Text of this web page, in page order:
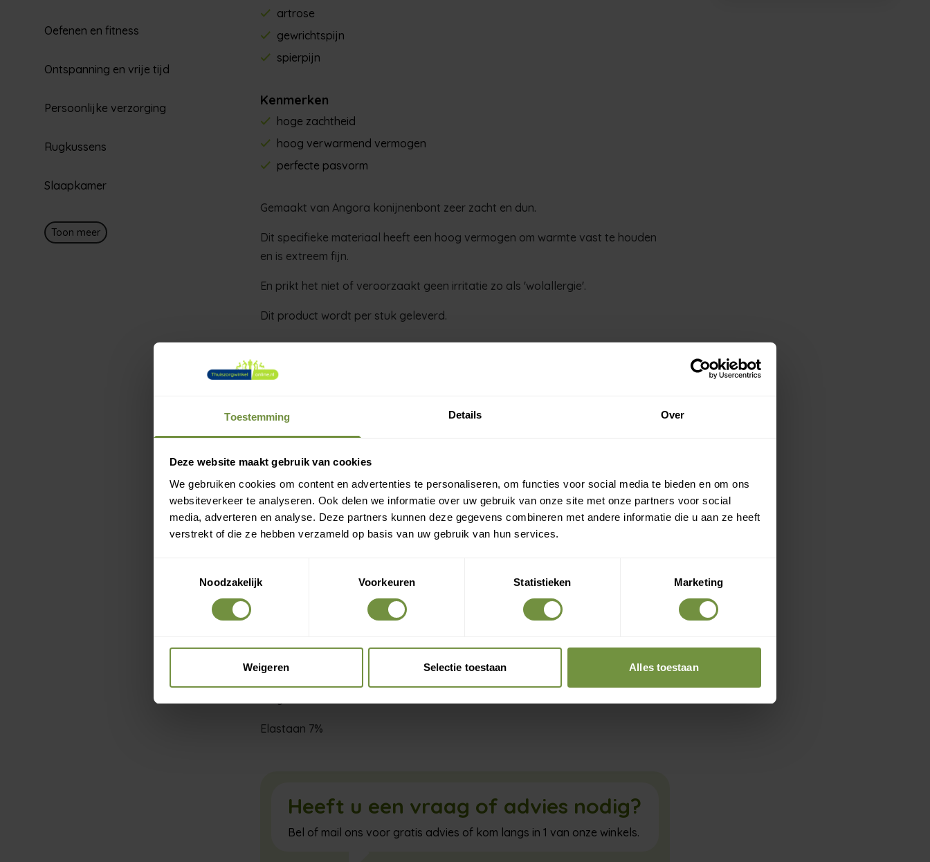
Toestemming Details Over
Deze website maakt gebruik van cookies
We gebruiken cookies om content en advertenties te personaliseren, om functies voor social media te bieden en om ons
websiteverkeer te analyseren. Ook delen we informatie over uw gebruik van onze site met onze partners voor social
media, adverteren en analyse. Deze partners kunnen deze gegevens combineren met andere informatie die u aan ze heeft
verstrekt of die ze hebben verzameld op basis van uw gebruik van hun services.
Noodzakelijk
Voorkeuren Statistieken Marketing
Weigeren Selectie toestaan Alles toestaan
Oefenen en fitness
Ontspanning en vrije tijd
Persoonlijke verzorging
Rugkussens
Slaapkamer
Toon meer
artrose
gewrichtspijn
spierpijn
Kenmerken
hoge zachtheid
hoog verwarmend vermogen
perfecte pasvorm
Gemaakt van Angora konijnenbont zeer zacht en dun.
Dit specifieke materiaal heeft een hoog vermogen om warmte vast te houden
en is extreem fijn.
En prikt het niet of veroorzaakt geen irritatie zo als 'wolallergie'.
Dit product wordt per stuk geleverd.
Maten
S = 32/36 cm.
L = 42/47 cm.
Neem voor het juiste gebruik contact op met medisch personeel en / of een
Volg voor onderhoud de instructies op het etiket van het kledingstuk.
Angorawol 32%
Elastaan 7%
Heeft u een vraag of advies nodig?
Bel of mail ons voor gratis advies of kom langs in 1 van onze winkels.
Laat je e-mail achter.
gratis verzending
Gratis verzending op je eerste bestelling
Nieuwe producten als eerste ontdekken
Deskundige tips over zorg en herstel
Exclusieve aanbiedingen voor abonnees
Claim gratis verzending